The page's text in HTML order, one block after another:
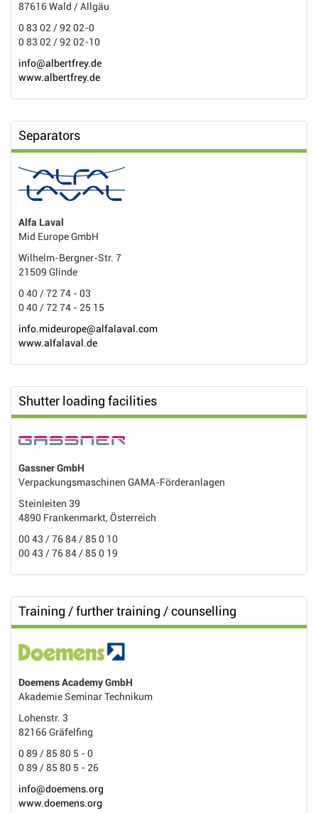
87616 Wald / Allgäu
0 83 02 / 92 02-0
0 83 02 / 92 02-10
info@albertfrey.de
www.albertfrey.de
Separators
Alfa Laval
Mid Europe GmbH
Wilhelm-Bergner-Str. 7
21509 Glinde
0 40 / 72 74 - 03
0 40 / 72 74 - 25 15
info.mideurope@alfalaval.com
www.alfalaval.de
Shutter loading facilities
Gassner GmbH
Verpackungsmaschinen GAMA-Förderanlagen
Steinleiten 39
4890 Frankenmarkt, Österreich
00 43 / 76 84 / 85 0 10
00 43 / 76 84 / 85 0 19
Training / further training / counselling
Doemens Academy GmbH
Akademie Seminar Technikum
Lohenstr. 3
82166 Gräfelfing
0 89 / 85 80 5 - 0
0 89 / 85 80 5 - 26
info@doemens.org
www.doemens.org